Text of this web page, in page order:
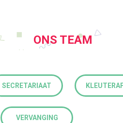
ONS TEAM
SECRETARIAAT
VERVANGING